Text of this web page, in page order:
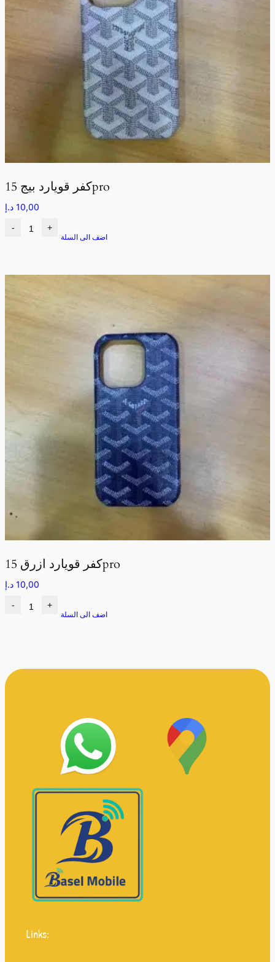
كفر قويارد بيج 15pro
10,00 د.إ
- +
اضف الى السلة
كفر قويارد ازرق 15pro
10,00 د.إ
- +
اضف الى السلة
Links: